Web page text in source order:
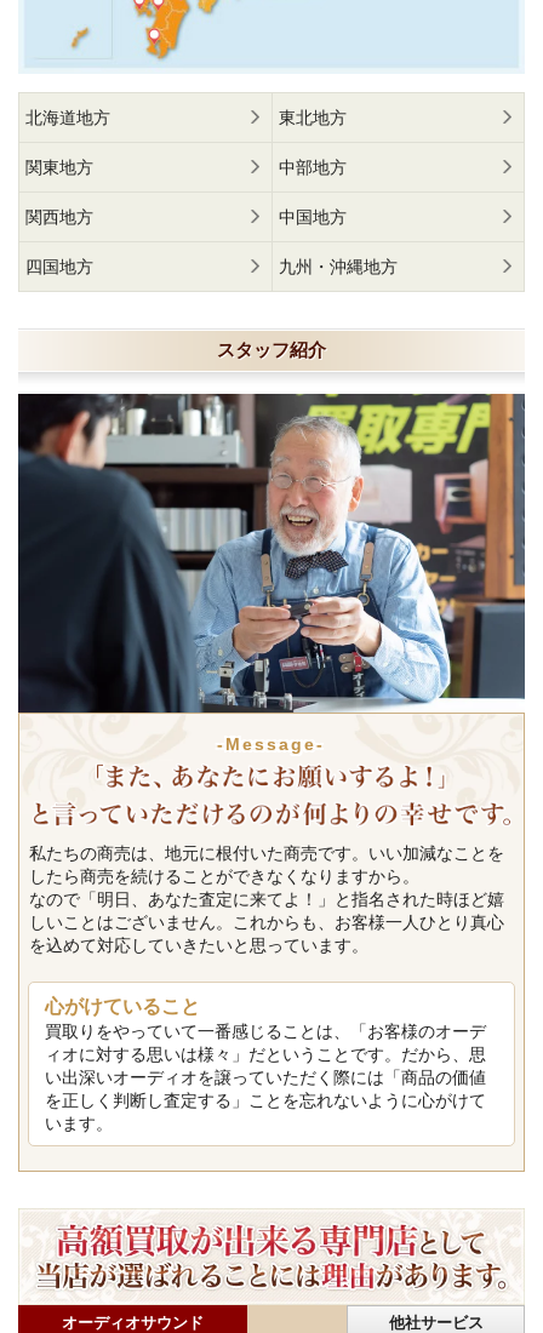
北海道地方 東北地方
関東地方 中部地方
関西地方 中国地方
四国地方 九州・沖縄地方
スタッフ紹介
-Message-
私たちの商売は、地元に根付いた商売です。いい加減なことを
したら商売を続けることができなくなりますから。
なので「明日、あなた査定に来てよ！」と指名された時ほど嬉
しいことはございません。これからも、お客様一人ひとり真心
を込めて対応していきたいと思っています。
心がけていること
買取りをやっていて一番感じることは、「お客様のオーデ
ィオに対する思いは様々」だということです。だから、思
い出深いオーディオを譲っていただく際には「商品の価値
を正しく判断し査定する」ことを忘れないように心がけて
います。
オーディオサウンド 他社サービス